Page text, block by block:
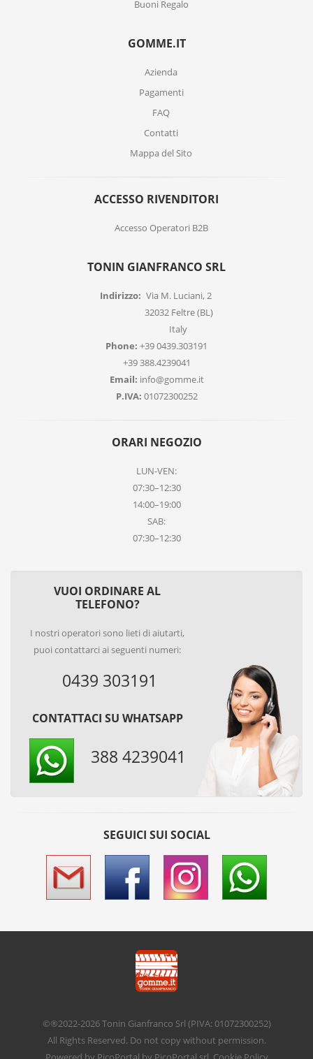
Buoni Regalo
GOMME.IT
Azienda
Pagamenti
FAQ
Contatti
Mappa del Sito
ACCESSO RIVENDITORI
Accesso Operatori B2B
TONIN GIANFRANCO SRL
Indirizzo: Via M. Luciani, 2
32032 Feltre (BL)
Italy
Phone: +39 0439.303191
+39 388.4239041
Email: info@gomme.it
P.IVA: 01072300252
ORARI NEGOZIO
LUN-VEN:
07:30–12:30
14:00–19:00
SAB:
07:30–12:30
VUOI ORDINARE AL
TELEFONO?
I nostri operatori sono lieti di aiutarti,
puoi contattarci ai seguenti numeri:
0439 303191
CONTATTACI SU WHATSAPP
388 4239041
SEGUICI SUI SOCIAL
©®2022-2026Tonin Gianfranco Srl (PIVA: 01072300252)
All Rights Reserved. Do not copy without permission.